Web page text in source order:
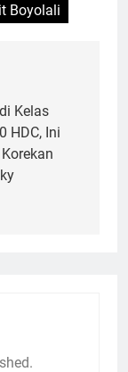
Boyolali
Kelas
HDC, Ini